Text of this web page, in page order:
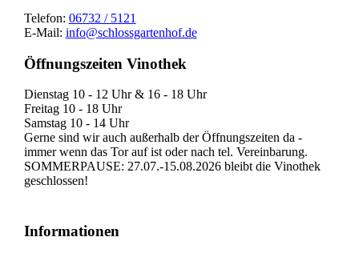
Telefon: 06732 / 5121
E-Mail: info@schlossgartenhof.de
Öffnungszeiten Vinothek
Dienstag 10 - 12 Uhr & 16 - 18 Uhr
Freitag 10 - 18 Uhr
Samstag 10 - 14 Uhr
Gerne sind wir auch außerhalb der Öffnungszeiten da -
immer wenn das Tor auf ist oder nach tel. Vereinbarung.
SOMMERPAUSE: 27.07.-15.08.2026 bleibt die Vinothek
geschlossen!
Informationen